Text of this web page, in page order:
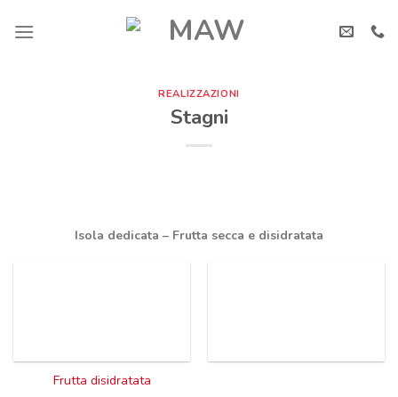
REALIZZAZIONI
Stagni
Isola dedicata – Frutta secca e disidratata
Frutta disidratata